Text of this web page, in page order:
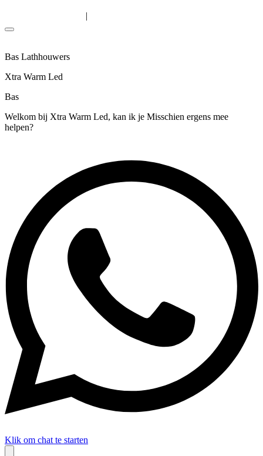
|
Bas Lathhouwers
Xtra Warm Led
Bas
Welkom bij Xtra Warm Led, kan ik je Misschien ergens mee
helpen?
Klik om chat te starten